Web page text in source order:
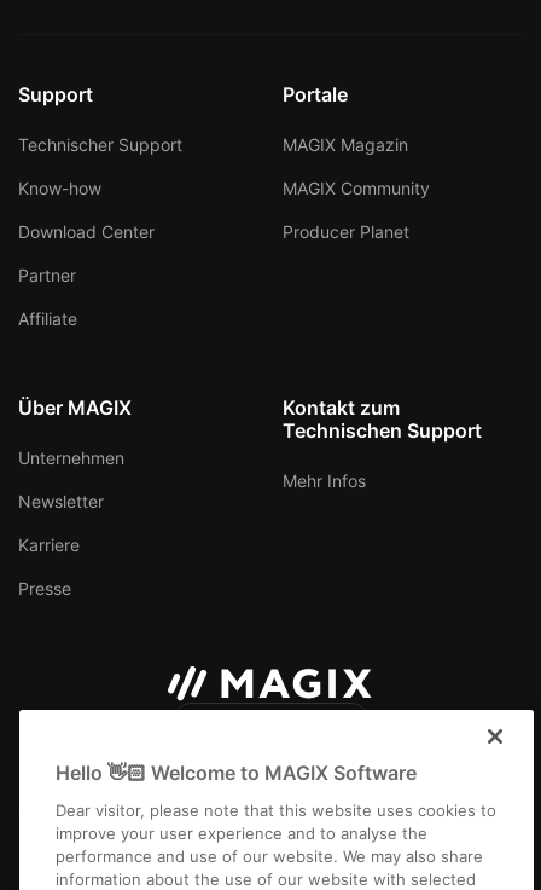
Support
Technischer Support
Know-how
Download Center
Partner
Affiliate
Portale
MAGIX Magazin
MAGIX Community
Producer Planet
Über MAGIX
Unternehmen
Newsletter
Karriere
Presse
Kontakt zum
Technischen Support
Mehr Infos
ImpressumAGBGewinnspiel AGBDatenschutzCookie-Einstellungen
Hello 👋🏻 Welcome to MAGIX Software
Dear visitor, please note that this website uses cookies to
improve your user experience and to analyse the
performance and use of our website. We may also share
information about the use of our website with selected